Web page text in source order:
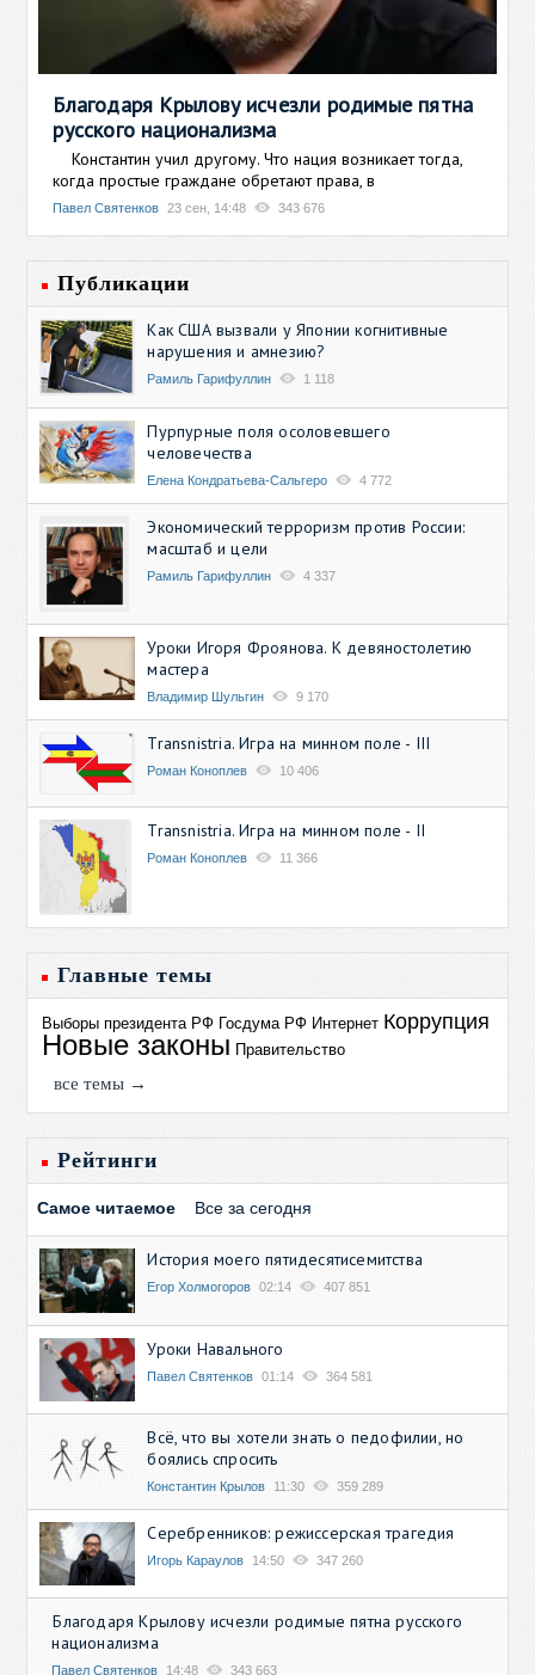
Благодаря Крылову исчезли родимые пятна
русского национализма
Константин учил другому. Что нация возникает тогда,
когда простые граждане обретают права, в
Павел Святенков 23 сен, 14:48 343 676
Публикации
Как США вызвали у Японии когнитивные
нарушения и амнезию?
Рамиль Гарифуллин 1 118
Пурпурные поля осоловевшего
человечества
Елена Кондратьева-Сальгеро 4 772
Экономический терроризм против России:
масштаб и цели
Рамиль Гарифуллин 4 337
Уроки Игоря Фроянова. К девяностолетию
мастера
Владимир Шульгин 9 170
Transnistria. Игра на минном поле - III
Роман Коноплев 10 406
Transnistria. Игра на минном поле - II
Роман Коноплев 11 366
Главные темы
Выборы президента РФ Госдума РФ Интернет Коррупция
Новые законы Правительство
все темы →
Рейтинги
Самое читаемое Все за сегодня
История моего пятидесятисемитства
Егор Холмогоров 02:14 407 851
Уроки Навального
Павел Святенков 01:14 364 581
Всё, что вы хотели знать о педофилии, но
боялись спросить
Константин Крылов 11:30 359 289
Серебренников: режиссерская трагедия
Игорь Караулов 14:50 347 260
Благодаря Крылову исчезли родимые пятна русского
национализма
Павел Святенков 14:48 343 663